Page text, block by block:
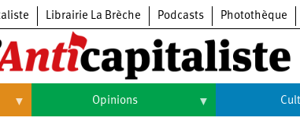
Librairie La Brèche Podcasts Photothèque
Opinions